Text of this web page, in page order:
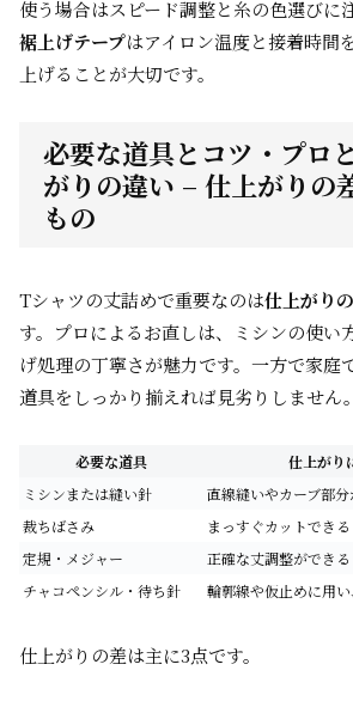
使う場合はスピード調整と糸の色選びに
裾上げテープはアイロン温度と接着時間
上げることが大切です。
必要な道具とコツ・プロ
がりの違い – 仕上がりの
もの
Tシャツの丈詰めで重要なのは仕上がり
す。プロによるお直しは、ミシンの使い
げ処理の丁寧さが魅力です。一方で家庭
道具をしっかり揃えれば見劣りしません。
必要な道具
仕上がり
ミシンまたは縫い針
直線縫いやカーブ部
裁ちばさみ
まっすぐカットできる
定規・メジャー
正確な丈調整ができる
チャコペンシル・待ち針
輪郭線や仮止めに用
仕上がりの差は主に3点です。